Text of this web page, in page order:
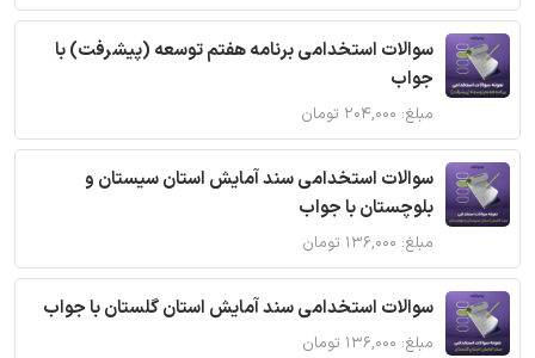
سوالات استخدامی برنامه هفتم توسعه (پیشرفت) با
جواب
مبلغ: ۲۰۴,۰۰۰ تومان
سوالات استخدامی سند آمایش استان سیستان و
بلوچستان با جواب
مبلغ: ۱۳۶,۰۰۰ تومان
سوالات استخدامی سند آمایش استان گلستان با جواب
مبلغ: ۱۳۶,۰۰۰ تومان